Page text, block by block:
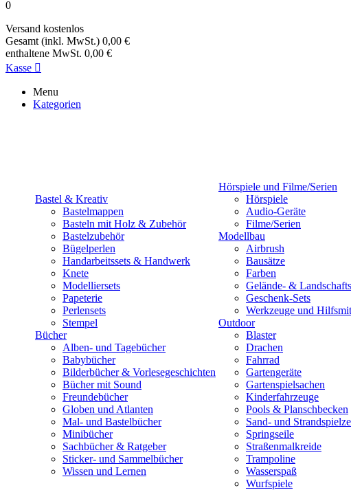
0
Versand kostenlos
Gesamt (inkl. MwSt.) 0,00 €
enthaltene MwSt. 0,00 €
Kasse 
Menu
Kategorien
Bastel & Kreativ
Bastelmappen
Basteln mit Holz & Zubehör
Bastelzubehör
Bügelperlen
Handarbeitssets & Handwerk
Knete
Modelliersets
Papeterie
Perlensets
Stempel
Bücher
Alben- und Tagebücher
Babybücher
Bilderbücher & Vorlesegeschichten
Bücher mit Sound
Freundebücher
Globen und Atlanten
Mal- und Bastelbücher
Minibücher
Sachbücher & Ratgeber
Sticker- und Sammelbücher
Wissen und Lernen
Hörspiele und Filme/Serien
Hörspiele
Audio-Geräte
Filme/Serien
Modellbau
Airbrush
Bausätze
Farben
Gelände- &
Geschenk-Sets
Werkzeuge und
Outdoor
Blaster
Drachen
Fahrrad
Gartengeräte
Gartenspielsachen
Kinderfahrzeuge
Pools & Planschbecken
Sand- und
Springseile
Straßenmalkreide
Trampoline
Wasserspaß
Wurfspiele